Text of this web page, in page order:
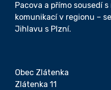
Pacova a přímo sousedí
komunikací v regionu –
Jihlavu s Plzní.
Obec Zlátenka
Zlátenka 11